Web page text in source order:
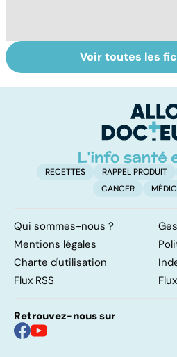
Tout savoir sur
les infections
Voir toutes les
RECETTES RAPPEL PRODUIT
CANCER
Qui sommes-nous ?
Mentions légales
Charte d'utilisation
Flux RSS
Retrouvez-nous sur